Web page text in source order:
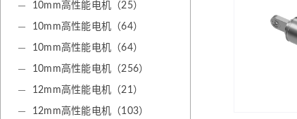
10mm高性能电机（25）
10mm高性能电机（64）
10mm高性能电机（64）
10mm高性能电机（256）
12mm高性能电机（21）
12mm高性能电机（103）